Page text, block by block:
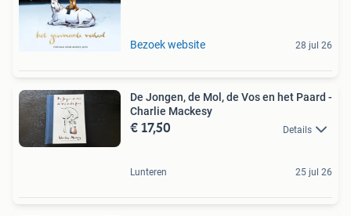
Bezoek website 28 jul 26
De Jongen, de Mol, de Vos en het Paard -
Charlie Mackesy
€ 17,50 Details
Lunteren 25 jul 26